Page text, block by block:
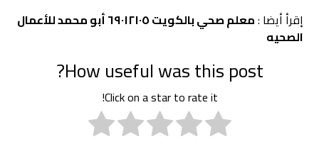
إقرأ أيضا :
معلم صحي بالكويت ٦٩٠١٢١٠٥ أبو محمد للأعمال
الصحيه
How useful was this post?
Click on a star to rate it!